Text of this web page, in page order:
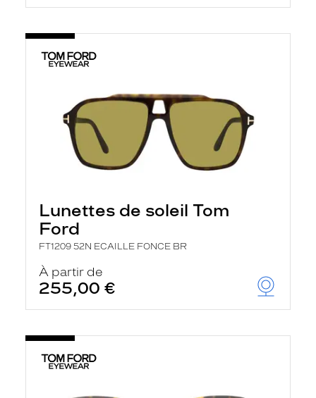
Lunettes de soleil Tom
Ford
FT1209 52N ECAILLE FONCE BR
À partir de
255,00 €